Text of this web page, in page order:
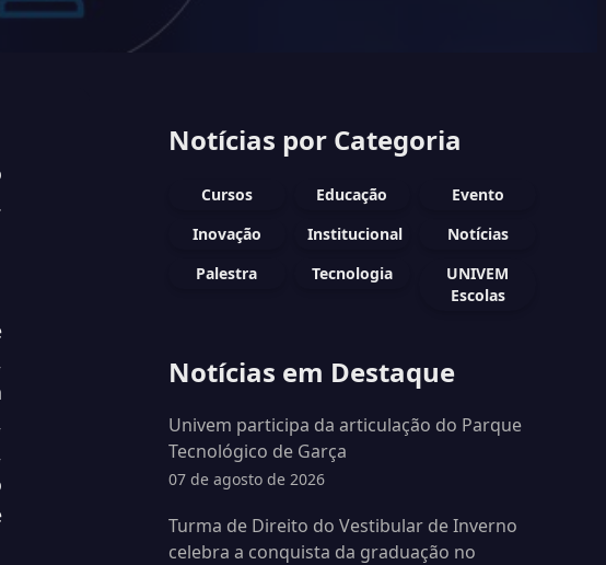
Notícias por Categoria
Cursos Educação
Evento
Inovação
Institucional
Notícias
Palestra
Tecnologia
UNIVEM
Escolas
Notícias em Destaque
Univem participa da articulação do Parque
Tecnológico de Garça
07 de agosto de 2026
Turma de Direito do Vestibular de Inverno
celebra a conquista da graduação no